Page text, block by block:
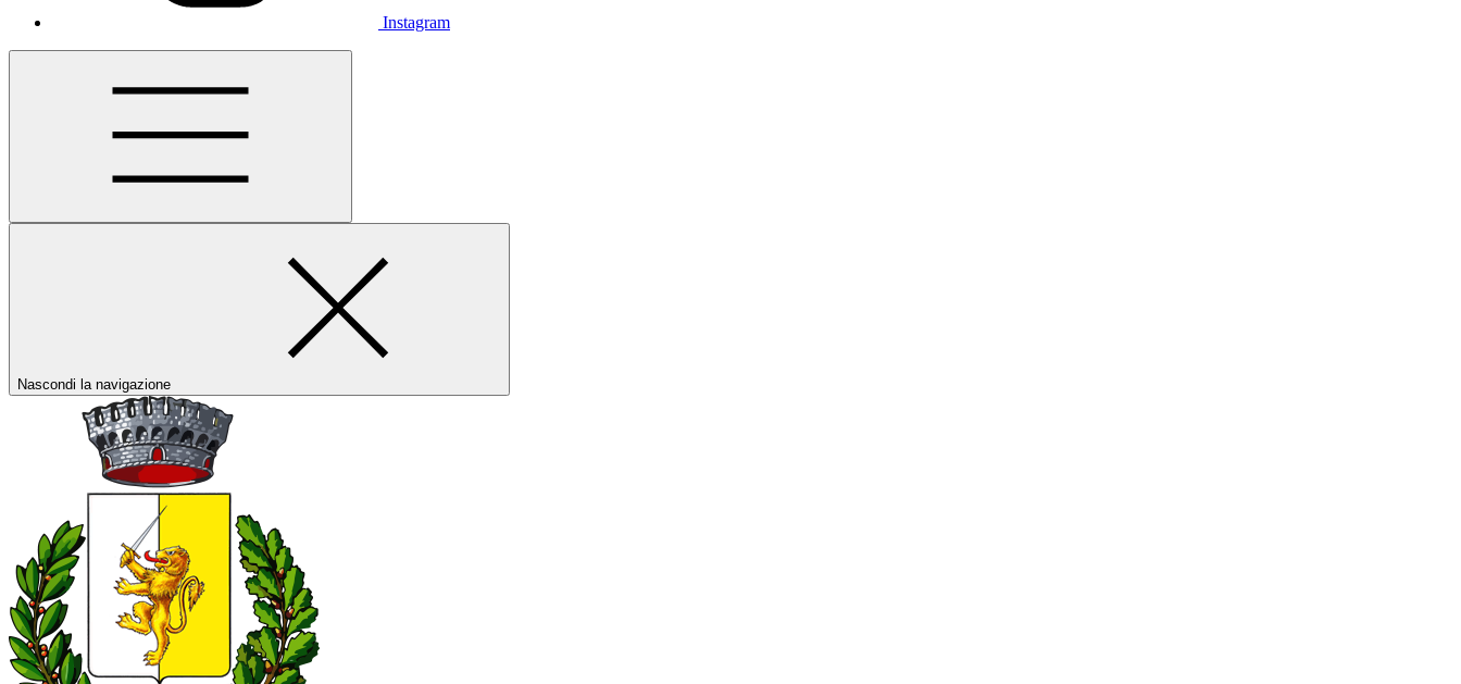
Instagram
Nascondi la navigazione